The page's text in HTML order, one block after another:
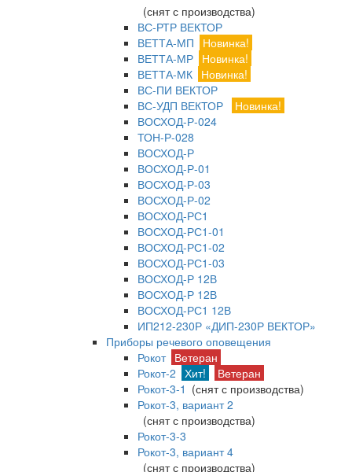
(снят с производства)
ВС-РТР ВЕКТОР
ВЕТТА-МП
Новинка!
ВЕТТА-МР Новинка!
ВЕТТА-МК Новинка!
ВС-ПИ ВЕКТОР
ВС-УДП ВЕКТОР
Новинка!
ВОСХОД-Р-024
ТОН-Р-028
ВОСХОД-Р
ВОСХОД-Р-01
ВОСХОД-Р-03
ВОСХОД-Р-02
ВОСХОД-РС1
ВОСХОД-РС1-01
ВОСХОД-РС1-02
ВОСХОД-РС1-03
ВОСХОД-Р 12В
ВОСХОД-Р 12В
ВОСХОД-РС1 12В
ИП212-230Р «ДИП-230Р ВЕКТОР»
Приборы речевого оповещения
Рокот Ветеран
Рокот-2 Хит!
Ветеран
Рокот-3-1 (снят с производства)
Рокот-3, вариант 2
(снят с производства)
Рокот-3-3
Рокот-3, вариант 4
(снят с производства)